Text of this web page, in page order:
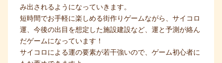
み出されるようになっていきます。
短時間でお手軽に楽しめる街作りゲームながら、サイコロ
運、今後の出目を想定した施設建設など、運と予測が絡ん
だゲームになっています！
サイコロによる運の要素が若干強いので、ゲーム初心者に